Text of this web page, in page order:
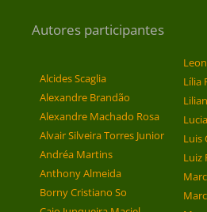
Autores participantes
Alcides Scaglia
Alexandre Brandão
Alexandre Machado Rosa
Alvair Silveira Torres Junior
Andréa Martins
Anthony Almeida
Borny Cristiano So
Lília
Luis
Luiz